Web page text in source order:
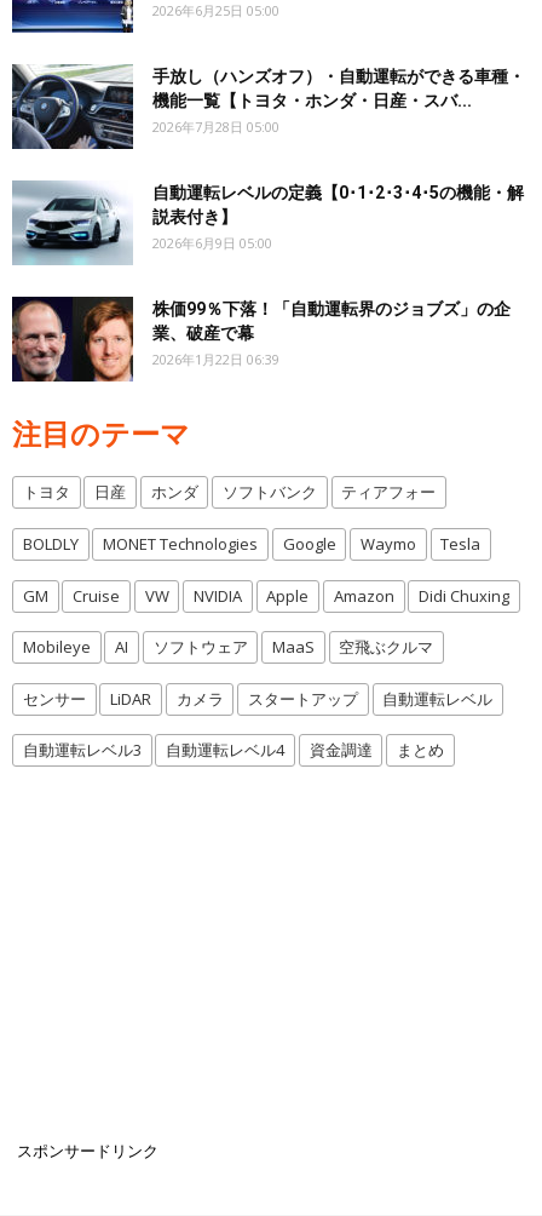
2026年6月25日 05:00
手放し（ハンズオフ）・自動運転ができる車種・
機能一覧【トヨタ・ホンダ・日産・スバ...
2026年7月28日 05:00
自動運転レベルの定義【0･1･2･3･4･5の機能・解
説表付き】
2026年6月9日 05:00
株価99％下落！「自動運転界のジョブズ」の企
業、破産で幕
2026年1月22日 06:39
注目のテーマ
トヨタ 日産 ホンダ ソフトバンク ティアフォー
BOLDLY MONET Technologies Google Waymo Tesla
GM Cruise VW NVIDIA Apple Amazon Didi Chuxing
Mobileye AI ソフトウェア MaaS 空飛ぶクルマ
センサー LiDAR カメラ スタートアップ 自動運転レベル
自動運転レベル3 自動運転レベル4 資金調達 まとめ
スポンサードリンク